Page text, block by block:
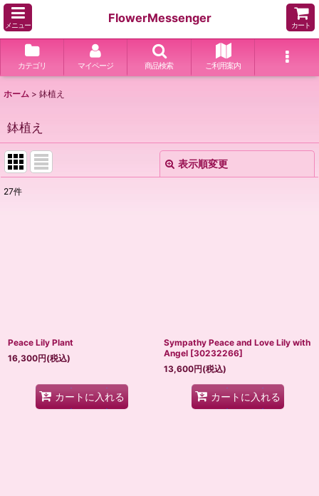
メニュー
FlowerMessenger
カート
カテゴリ マイページ 商品検索 ご利用案内
ホーム > 鉢植え
鉢植え
表示順変更
27件
Peace Lily Plant
16,300円(税込)
カートに入れる
Sympathy Peace and Love Lily with
Angel [30232266]
13,600円(税込)
カートに入れる